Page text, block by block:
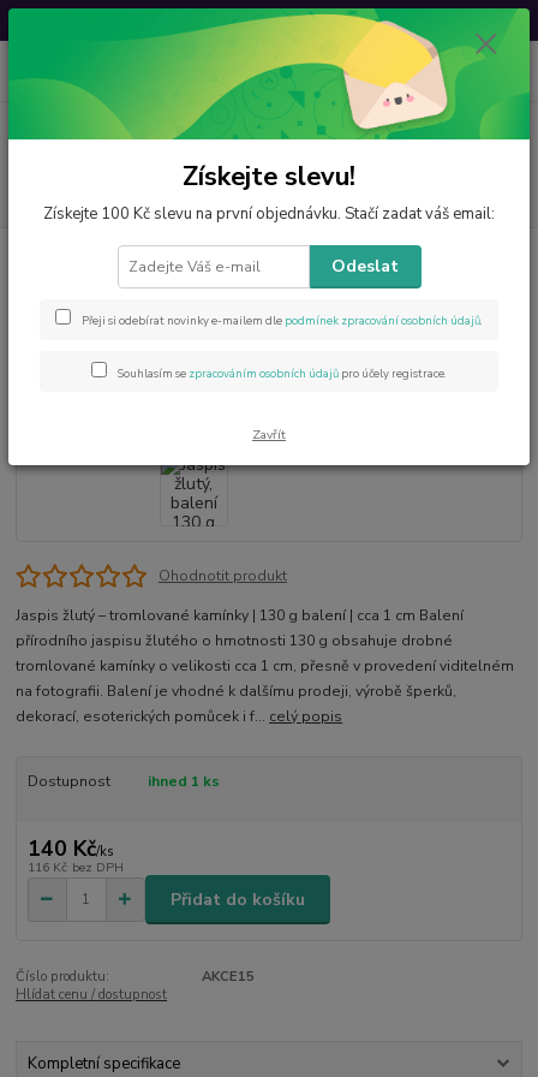
Svatovavřinecká sleva: 20 % s kódemVAVRINEC20
Menu
CZK 0
za
Minerály od A do Z
Jaspis žlutý, balení 130 g vhodné k
Jaspis žlutý, balení 130 g vhodné
k dalšímu prodeji
Ohodnotit produkt
Jaspis žlutý – tromlované kamínky | 130 g balení | cca 1 cm Balení
přírodního jaspisu žlutého o hmotnosti 130 g obsahuje drobné
tromlované kamínky o velikosti cca 1 cm, přesně v provedení viditelném
na fotografii. Balení je vhodné k dalšímu prodeji, výrobě šperků,
dekorací, esoterických pomůcek i f... celý popis
Dostupnost ihned 1 ks
140 Kč/ks
116 Kč bez DPH
Přidat do košíku
Číslo produktu:
AKCE15
Hlídat cenu / dostupnost
Kompletní specifikace
Získejte slevu!
Získejte 100 Kč slevu na první objednávku. Stačí zadat váš email:
Odeslat
Přeji si odebírat novinky e-mailem dle podmínek zpracování osobních údajů.
Souhlasím se zpracováním osobních údajů pro účely registrace.
Zavřít